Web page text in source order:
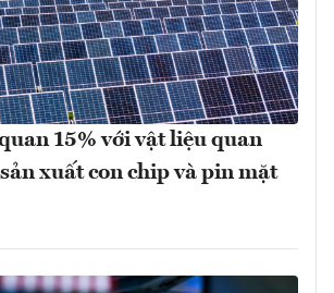
15% với vật liệu quan
xuất con chip và pin mặt